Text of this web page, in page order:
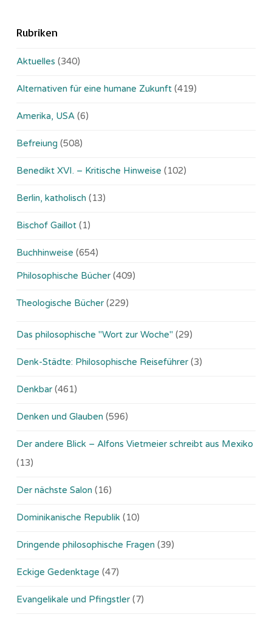
Rubriken
Aktuelles (340)
Alternativen für eine humane Zukunft (419)
Amerika, USA (6)
Befreiung (508)
Benedikt XVI. – Kritische Hinweise (102)
Berlin, katholisch (13)
Bischof Gaillot (1)
Buchhinweise (654)
Philosophische Bücher (409)
Theologische Bücher (229)
Das philosophische "Wort zur Woche" (29)
Denk-Städte: Philosophische Reiseführer (3)
Denkbar (461)
Denken und Glauben (596)
Der andere Blick – Alfons Vietmeier schreibt aus Mexiko
(13)
Der nächste Salon (16)
Dominikanische Republik (10)
Dringende philosophische Fragen (39)
Eckige Gedenktage (47)
Evangelikale und Pfingstler (7)